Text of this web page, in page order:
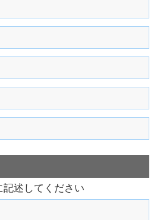
述してください